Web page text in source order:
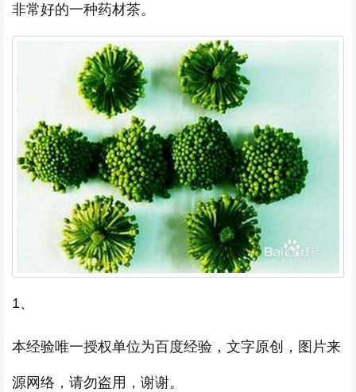
非常好的一种药材茶。
1、
本经验唯一授权单位为百度经验，文字原创，图片来
源网络，请勿盗用，谢谢。